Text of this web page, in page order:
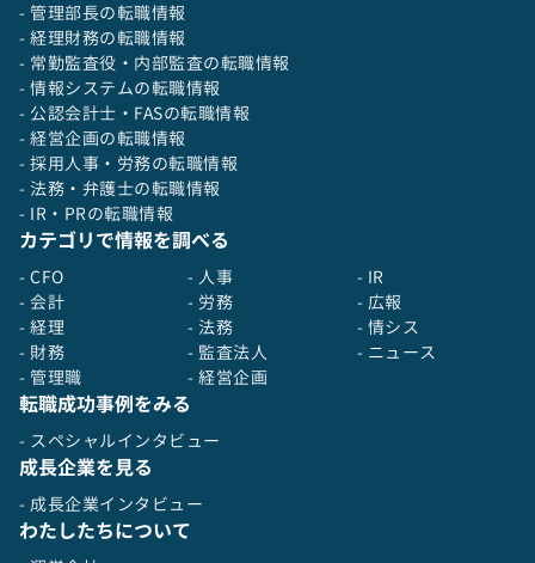
- 管理部長の転職情報
- 経理財務の転職情報
- 常勤監査役・内部監査の転職情報
- 情報システムの転職情報
- 公認会計士・FASの転職情報
- 経営企画の転職情報
- 採用人事・労務の転職情報
- 法務・弁護士の転職情報
- IR・PRの転職情報
カテゴリで情報を調べる
- CFO
- 会計
- 経理
- 財務
- 管理職
- 人事
- 労務
- 法務
- 監査法人
- 経営企画
- IR
- 広報
- 情シス
- ニュース
転職成功事例をみる
- スペシャルインタビュー
成長企業を見る
- 成長企業インタビュー
わたしたちについて